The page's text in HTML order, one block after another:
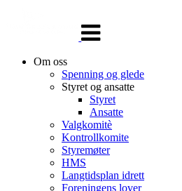
navigasjon
Om oss
Spenning og glede
Styret og ansatte
Styret
Ansatte
Valgkomitè
Kontrollkomite
Styremøter
HMS
Langtidsplan idrett
Foreningens lover